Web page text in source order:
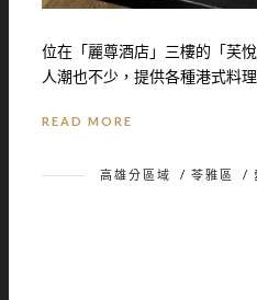
位在「麗尊酒店」三樓的「芙
人潮也不少，提供各種港式料
READ MORE
高雄分區域 / 苓雅區 /